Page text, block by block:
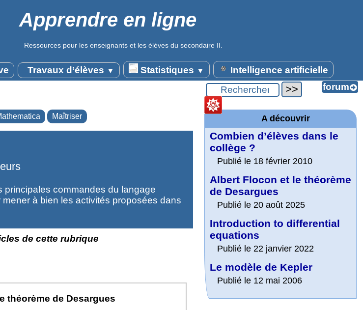
Apprendre en ligne
Ressources pour les enseignants et les élèves du secondaire II.
Travaux d’élèves ▼ Statistiques ▼ Intelligence artificielle
Maîtriser
commandes du langage
à bien les activités proposées dans
de cette rubrique
théorème de Desargues
A découvrir
Combien d’élèves dans le
collège ?
Publié le 18 février 2010
Albert Flocon et le théorème
de Desargues
Publié le 20 août 2025
Introduction to differential
equations
Publié le 22 janvier 2022
Le modèle de Kepler
Publié le 12 mai 2006